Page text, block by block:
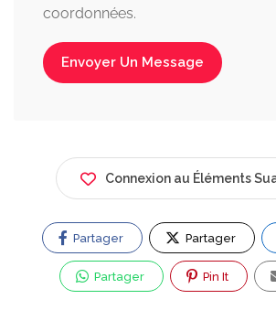
coordonnées.
Envoyer Un Message
Connexion au Éléments
Partager Partager
Partager Pin It